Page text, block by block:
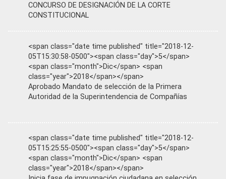
CONCURSO DE DESIGNACIÓN DE LA CORTE
CONSTITUCIONAL
<span class="date time published" title="2018-12-
05T15:30:58-0500"><span class="day">5</span>
<span class="month">Dic</span> <span
class="year">2018</span></span>
Aprobado Mandato de selección de la Primera
Autoridad de la Superintendencia de Compañías
<span class="date time published" title="2018-12-
05T15:25:55-0500"><span class="day">5</span>
<span class="month">Dic</span> <span
class="year">2018</span></span>